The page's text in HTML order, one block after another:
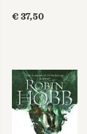
€ 37,50